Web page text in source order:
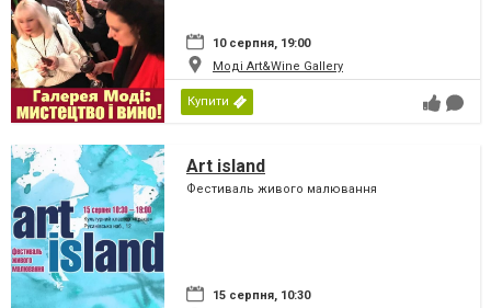
10 серпня, 19:00
Моді Art&Wine Gallery
Купити
Art island
Фестиваль живого малювання
15 серпня, 10:30